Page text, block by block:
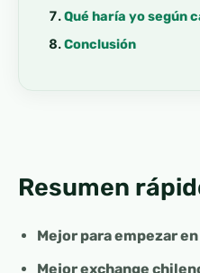
Qué haría yo según
Conclusión
Resumen
Mejor para empezar
Mejor exchange